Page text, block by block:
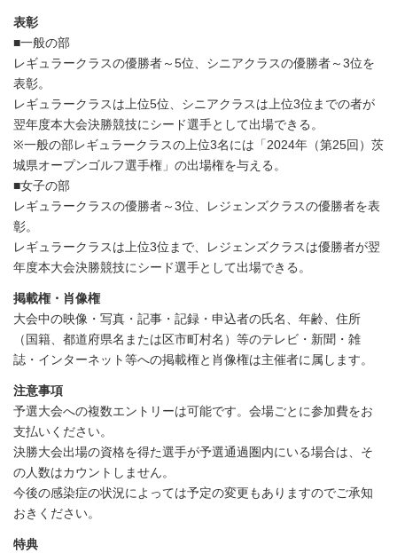
表彰
■一般の部
レギュラークラスの優勝者～5位、シニアクラスの優勝者～3位を
表彰。
レギュラークラスは上位5位、シニアクラスは上位3位までの者が
翌年度本大会決勝競技にシード選手として出場できる。
※一般の部レギュラークラスの上位3名には「2024年（第25回）茨
城県オープンゴルフ選手権」の出場権を与える。
■女子の部
レギュラークラスの優勝者～3位、レジェンズクラスの優勝者を表
彰。
レギュラークラスは上位3位まで、レジェンズクラスは優勝者が翌
年度本大会決勝競技にシード選手として出場できる。
掲載権・肖像権
大会中の映像・写真・記事・記録・申込者の氏名、年齢、住所
（国籍、都道府県名または区市町村名）等のテレビ・新聞・雑
誌・インターネット等への掲載権と肖像権は主催者に属します。
注意事項
予選大会への複数エントリーは可能です。会場ごとに参加費をお
支払いください。
決勝大会出場の資格を得た選手が予選通過圏内にいる場合は、そ
の人数はカウントしません。
今後の感染症の状況によっては予定の変更もありますのでご承知
おきください。
特典